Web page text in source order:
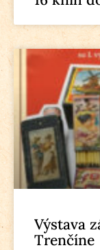
Výstava
Trenčíne